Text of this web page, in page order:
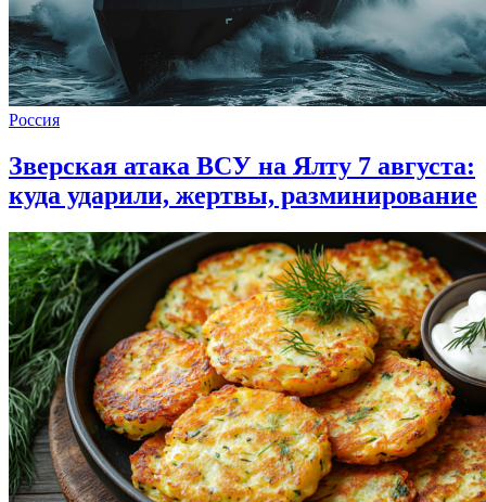
Россия
Зверская атака ВСУ на Ялту 7 августа:
куда ударили, жертвы, разминирование